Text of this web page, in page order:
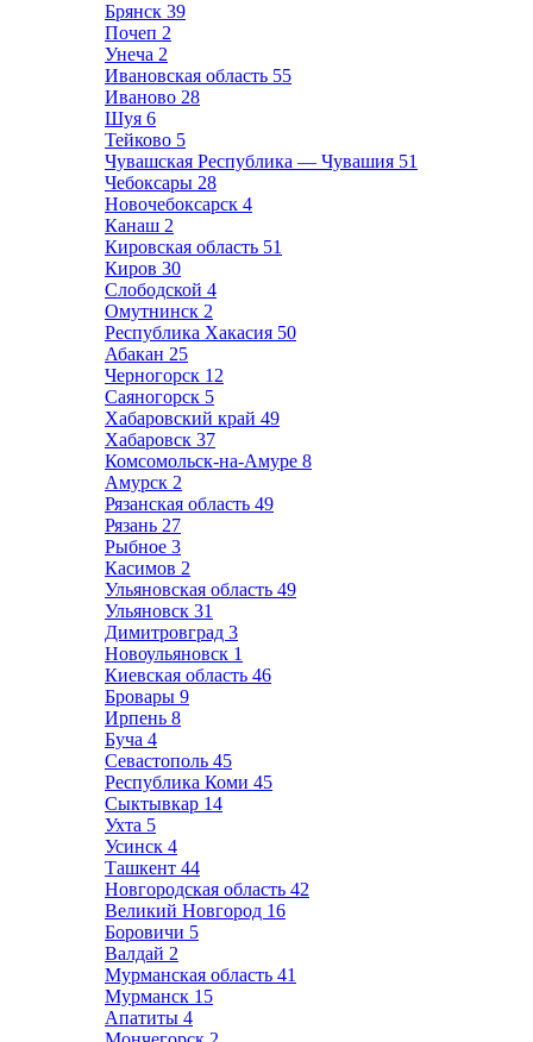
Брянск 39
Почеп 2
Унеча 2
Ивановская область 55
Иваново 28
Шуя 6
Тейково 5
Чувашская Республика — Чувашия 51
Чебоксары 28
Новочебоксарск 4
Канаш 2
Кировская область 51
Киров 30
Слободской 4
Омутнинск 2
Республика Хакасия 50
Абакан 25
Черногорск 12
Саяногорск 5
Хабаровский край 49
Хабаровск 37
Комсомольск-на-Амуре 8
Амурск 2
Рязанская область 49
Рязань 27
Рыбное 3
Касимов 2
Ульяновская область 49
Ульяновск 31
Димитровград 3
Новоульяновск 1
Киевская область 46
Бровары 9
Ирпень 8
Буча 4
Севастополь 45
Республика Коми 45
Сыктывкар 14
Ухта 5
Усинск 4
Ташкент 44
Новгородская область 42
Великий Новгород 16
Боровичи 5
Валдай 2
Мурманская область 41
Мурманск 15
Апатиты 4